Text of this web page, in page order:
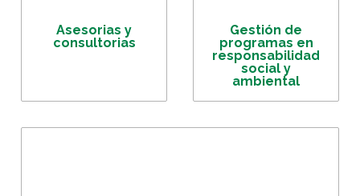
Asesorias y
consultorias
Gestión de
programas en
responsabilidad
social y
ambiental